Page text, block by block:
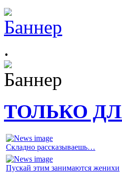
.
ТОЛЬКО
Складно рассказываешь…
Пускай этим занимаются женихи